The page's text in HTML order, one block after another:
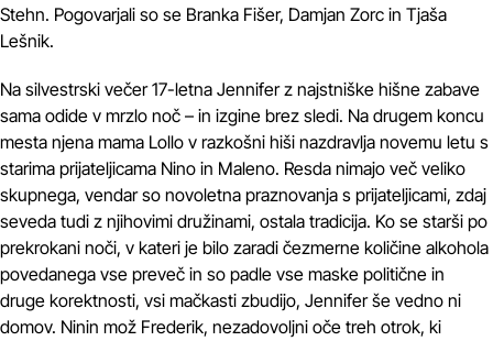
Stehn. Pogovarjali so se Branka Fišer, Damjan Zorc in Tjaša
Lešnik.
Na silvestrski večer 17-letna Jennifer z najstniške hišne zabave
sama odide v mrzlo noč – in izgine brez sledi. Na drugem koncu
mesta njena mama Lollo v razkošni hiši nazdravlja novemu letu s
starima prijateljicama Nino in Maleno. Resda nimajo več veliko
skupnega, vendar so novoletna praznovanja s prijateljicami, zdaj
seveda tudi z njihovimi družinami, ostala tradicija. Ko se starši po
prekrokani noči, v kateri je bilo zaradi čezmerne količine alkohola
povedanega vse preveč in so padle vse maske politične in
druge korektnosti, vsi mačkasti zbudijo, Jennifer še vedno ni
domov. Ninin mož Frederik, nezadovoljni oče treh otrok, ki